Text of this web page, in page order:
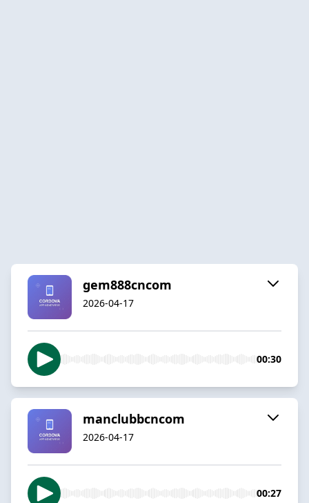
gem888cncom
2026-04-17
00:30
manclubbcncom
2026-04-17
00:27